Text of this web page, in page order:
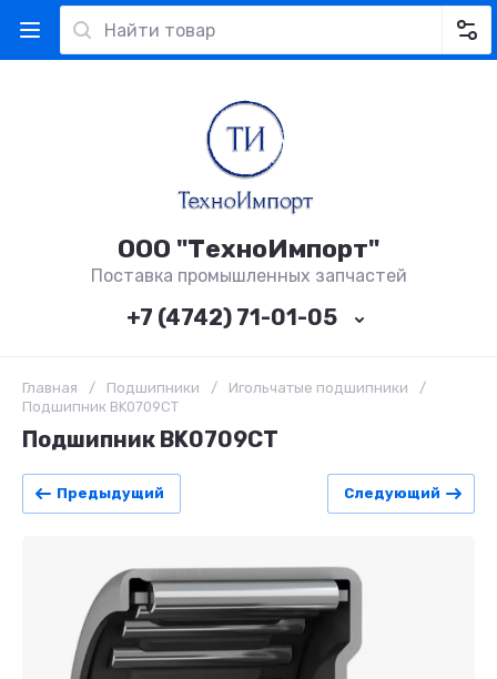
ООО "ТехноИмпорт"
Поставка промышленных запчастей
+7 (4742) 71-01-05
Главная / Подшипники / Игольчатые подшипники
/
Подшипник BK0709CT
Подшипник BK0709CT
Предыдущий Следующий